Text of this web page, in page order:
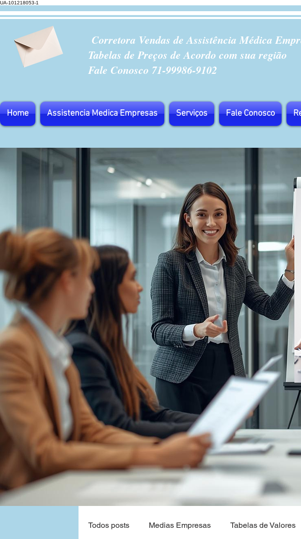
UA-101218053-1
Corretora Vendas de Assistência Médica
Tabelas de Preços de Acordo com sua região
Fale Conosco 71-99986-9102
Home Assistencia Medica Empresas Serviços Fale Conosco
Todos posts Medias Empresas Tabelas de Valores